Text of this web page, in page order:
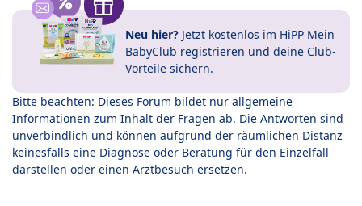
Neu hier? Jetzt kostenlos im HiPP Mein
BabyClub registrieren und deine Club-
Vorteile sichern.
Bitte beachten: Dieses Forum bildet nur allgemeine
Informationen zum Inhalt der Fragen ab. Die Antworten sind
unverbindlich und können aufgrund der räumlichen Distanz
keinesfalls eine Diagnose oder Beratung für den Einzelfall
darstellen oder einen Arztbesuch ersetzen.